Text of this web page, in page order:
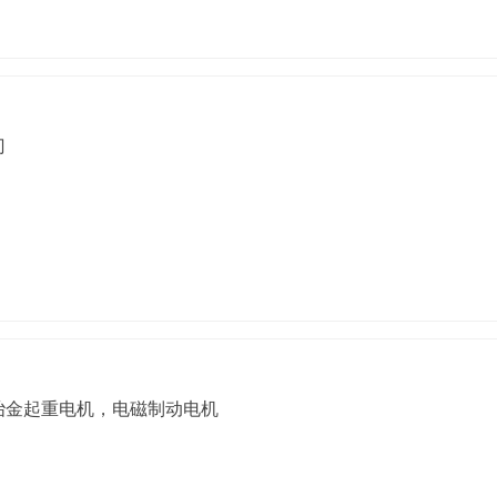
起重电机，电磁制动电机